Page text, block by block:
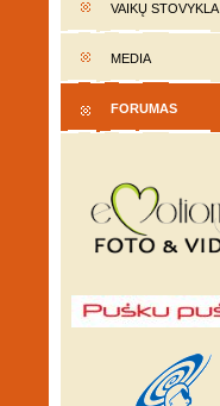
VAIKŲ STOVYKLA
MEDIA
FORUMAS